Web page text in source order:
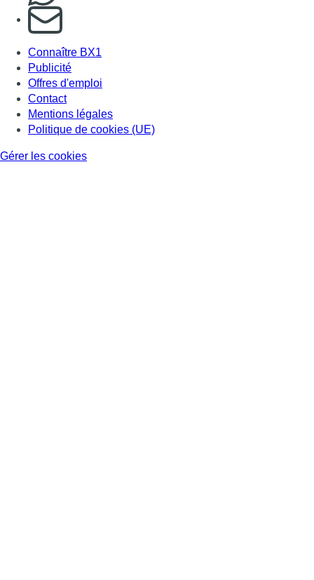
S'abonner à notre newsletter
Connaître BX1
Publicité
Offres d'emploi
Contact
Mentions légales
Politique de cookies (UE)
Gérer les cookies